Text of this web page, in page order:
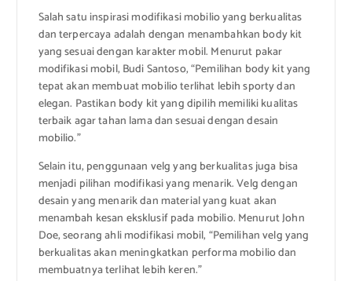
Salah satu inspirasi modifikasi mobilio yang berkualitas
dan terpercaya adalah dengan menambahkan body kit
yang sesuai dengan karakter mobil. Menurut pakar
modifikasi mobil, Budi Santoso, “Pemilihan body kit yang
tepat akan membuat mobilio terlihat lebih sporty dan
elegan. Pastikan body kit yang dipilih memiliki kualitas
terbaik agar tahan lama dan sesuai dengan desain
mobilio.”
Selain itu, penggunaan velg yang berkualitas juga bisa
menjadi pilihan modifikasi yang menarik. Velg dengan
desain yang menarik dan material yang kuat akan
menambah kesan eksklusif pada mobilio. Menurut John
Doe, seorang ahli modifikasi mobil, “Pemilihan velg yang
berkualitas akan meningkatkan performa mobilio dan
membuatnya terlihat lebih keren.”